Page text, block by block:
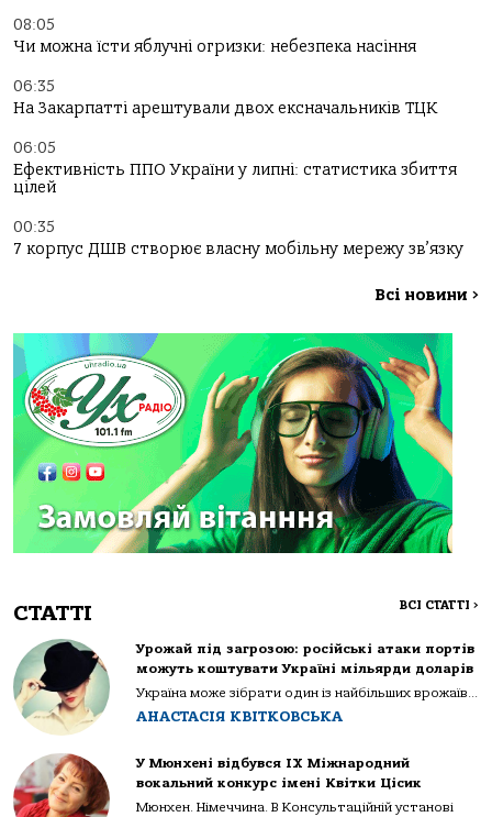
08:05
Чи можна їсти яблучні огризки: небезпека насіння
06:35
На Закарпатті арештували двох ексначальників ТЦК
06:05
Ефективність ППО України у липні: статистика збиття
цілей
00:35
7 корпус ДШВ створює власну мобільну мережу зв’язку
Всі новини >
СТАТТІ ВСІ СТАТТІ >
Урожай під загрозою: російські атаки портів
можуть коштувати Україні мільярди доларів
Україна може зібрати один із найбільших врожаїв...
АНАСТАСІЯ КВІТКОВСЬКА
У Мюнхені відбувся IX Міжнародний
вокальний конкурс імені Квітки Цісик
Мюнхен. Німеччина. В Консультаційній установі